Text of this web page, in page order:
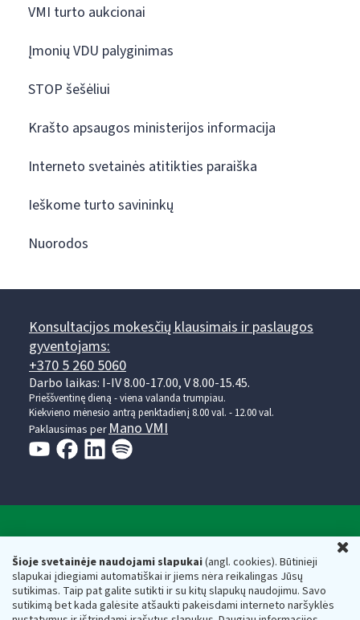
Šioje svetainėje naudojami slapukai(angl. cookies). Būtinieji
slapukai įdiegiami automatiškai ir jiems nėra reikalingas Jūsų
sutikimas. Taip pat galite sutikti ir su kitų slapukų naudojimu. Savo
sutikimą bet kada galėsite atšaukti pakeisdami interneto naršyklės
VMI turto aukcionai
Įmonių VDU palyginimas
STOP šešėliui
Krašto apsaugos ministerijos informacija
Interneto svetainės atitikties paraiška
Ieškome turto savininkų
Nuorodos
Konsultacijos mokesčių klausimais ir paslaugos
gyventojams:
+370 5 260 5060
Darbo laikas: I-IV 8.00-17.00, V 8.00-15.45.
Prieššventinę dieną - viena valanda trumpiau.
Kiekvieno mėnesio antrą penktadienį 8.00 val. - 12.00 val.
Paklausimas per Mano VMI
Respublikos finansų ministerijos
Biudžetinė įstaiga. Juridinio asmens kodas — 188659752,
adresas: Vasario 16-osios g. 14, 01107 Vilnius, Lietuva, el.paštas:
vmi@vmi.lt, E. pristatymo dėžutės adresas 188659752